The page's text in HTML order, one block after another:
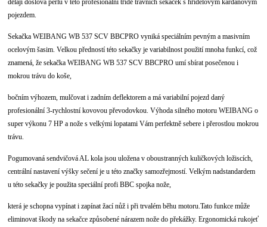
pojezdem.
Sekačka WEIBANG WB 537 SCV BBCPRO vyniká speciálním pevným a masivním
ocelovým šasim. Velkou předností této sekačky je variabilnost použití mnoha funkcí, což
znamená, že sekačka WEIBANG WB 537 SCV BBCPRO umí sbírat posečenou i
mokrou trávu do koše,
bočním výhozem, mulčovat i zadním deflektorem a má variabilní pojezd daný
profesionální 3-rychlostní kovovou převodovkou. Výhoda silného motoru WEIBANG o
super výkonu 7 HP a nože s velkými lopatami Vám perfektně sebere i přerostlou mokrou
trávu.
Pogumovaná sendvičová AL kola jsou uložena v oboustranných kuličkových ložiscích,
centrální nastavení výšky sečení je u této značky samozřejmostí. Velkým nadstandardem
u této sekačky je použita speciální profi BBC spojka nože,
která je schopna vypínat i zapínat žací nůž i při trvalém běhu motoru.Tato funkce může
eliminovat škody na sekačce způsobené nárazem nože do překážky. Ergonomická rukojeť